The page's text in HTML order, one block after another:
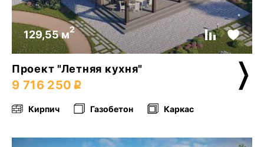
129,55 м2
Проект "Летняя кухня"
9 716 250
Кирпич Газобетон Каркас